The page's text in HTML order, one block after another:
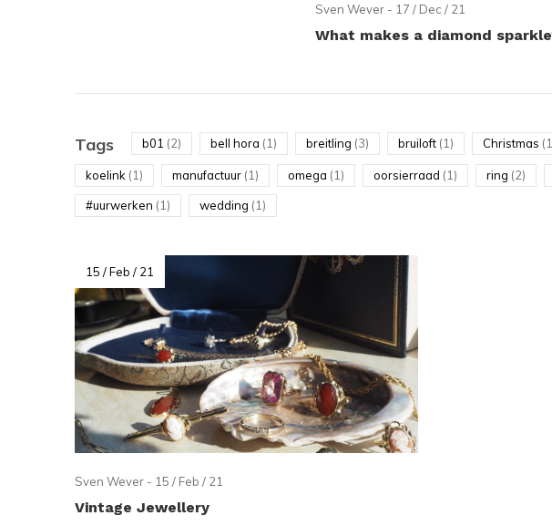
Sven Wever - 17 / Dec / 21
What makes a diamond
Tags b01 (2) bell hora (1) breitling (3) bruiloft (1) Christmas
koelink (1) manufactuur (1) omega (1) oorsierraad (1) ring (2)
#uurwerken (1) wedding (1)
15 / Feb / 21
Sven Wever - 15 / Feb / 21
Vintage Jewellery